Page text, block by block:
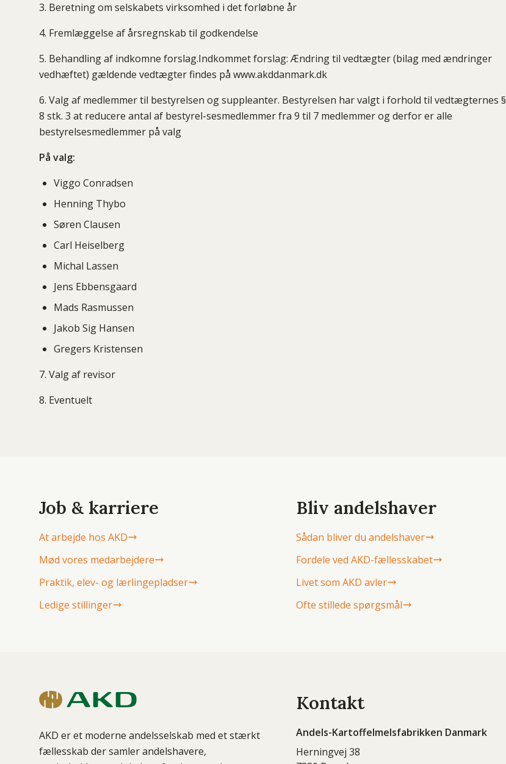
3. Beretning om selskabets virksomhed i det forløbne år
4. Fremlæggelse af årsregnskab til godkendelse
5. Behandling af indkomne forslag.Indkommet forslag: Ændring til vedtægter (bilag med ændringer
vedhæftet) gældende vedtægter findes på www.akddanmark.dk
6. Valg af medlemmer til bestyrelsen og suppleanter. Bestyrelsen har valgt i forhold til vedtægternes §
8 stk. 3 at reducere antal af bestyrel-sesmedlemmer fra 9 til 7 medlemmer og derfor er alle
bestyrelsesmedlemmer på valg
På valg:
Viggo Conradsen
Henning Thybo
Søren Clausen
Carl Heiselberg
Michal Lassen
Jens Ebbensgaard
Mads Rasmussen
Jakob Sig Hansen
Gregers Kristensen
7. Valg af revisor
8. Eventuelt
Job & karriere
At arbejde hos AKD
Mød vores medarbejdere
Praktik, elev- og lærlingepladser
Ledige stillinger
Bliv andelshaver
Sådan bliver du andelshaver
Fordele ved AKD-fællesskabet
Livet som AKD avler
Ofte stillede spørgsmål
AKD er et moderne andelsselskab med et stærkt
fællesskab der samler andelshavere,
Kontakt
Andels-Kartoffelmelsfabrikken Danmark
Herningvej 38